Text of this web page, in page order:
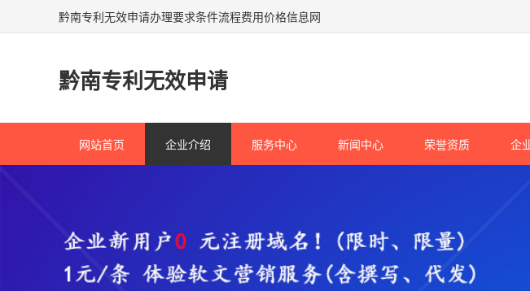
黔南专利无效申请办理要求条件流程费用价格信息网
黔南专利无效申请
网站首页 企业介绍 服务中心 新闻中心 荣誉资质 企